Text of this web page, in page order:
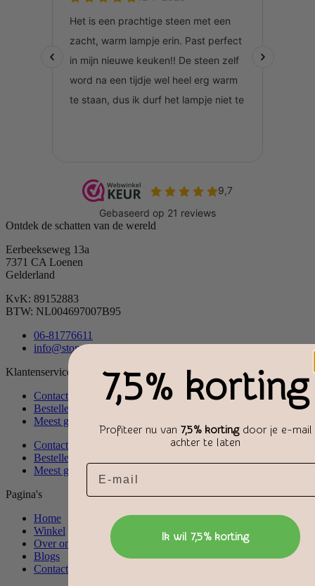
Ontdek de schatten van de wereld
Eerbeekseweg 13a
7371 CA Loenen
Gelderland
KvK: 89152883
BTW: NL004697007B95
06-81776611
info@stonesofnature.nl
Klantenservice
Contact
Bestellen en leveren
Meest gestelde vragen
Contact
Bestellen en leveren
Meest gestelde vragen
Pagina's
Home
Winkel
Over ons
Blogs
Contact
7,5% korting
Profiteer nu van 7,5% kortingdoor je e-mail
achter te laten
Email
Ik wil 7,5% korting